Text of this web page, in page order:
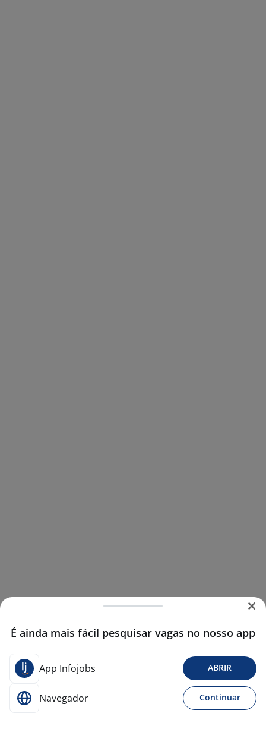
É ainda mais fácil pesquisar vagas no nosso app
App Infojobs ABRIR
Navegador Continuar